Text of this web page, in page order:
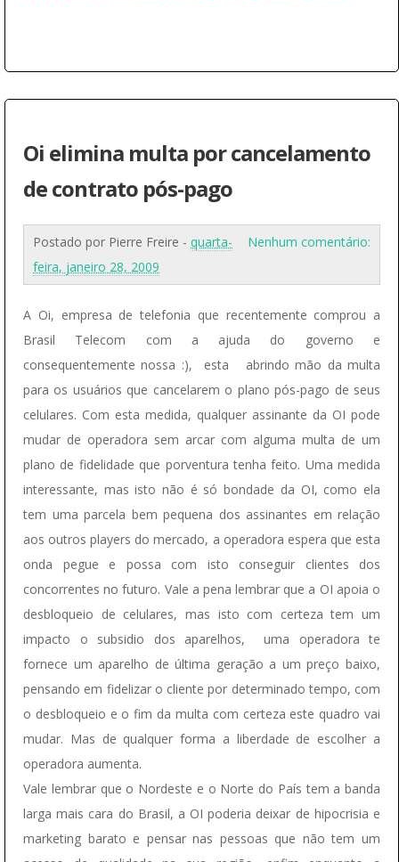
Oi elimina multa por cancelamento
de contrato pós-pago
Nenhum comentário:
Postado por Pierre Freire - quarta-
feira, janeiro 28, 2009
A Oi, empresa de telefonia que recentemente comprou a
Brasil Telecom com a ajuda do governo e
consequentemente nossa :), esta abrindo mão da multa
para os usuários que cancelarem o plano pós-pago de seus
celulares. Com esta medida, qualquer assinante da OI pode
mudar de operadora sem arcar com alguma multa de um
plano de fidelidade que porventura tenha feito. Uma medida
interessante, mas isto não é só bondade da OI, como ela
tem uma parcela bem pequena dos assinantes em relação
aos outros players do mercado, a operadora espera que esta
onda pegue e possa com isto conseguir clientes dos
concorrentes no futuro. Vale a pena lembrar que a OI apoia o
desbloqueio de celulares, mas isto com certeza tem um
impacto o subsidio dos aparelhos, uma operadora te
fornece um aparelho de última geração a um preço baixo,
pensando em fidelizar o cliente por determinado tempo, com
o desbloqueio e o fim da multa com certeza este quadro vai
mudar. Mas de qualquer forma a liberdade de escolher a
operadora aumenta.
Vale lembrar que o Nordeste e o Norte do País tem a banda
larga mais cara do Brasil, a OI poderia deixar de hipocrisia e
marketing barato e pensar nas pessoas que não tem um